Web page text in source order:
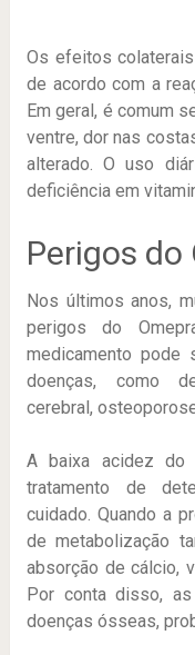
Os efeitos
de acordo com a
Em geral, é comum
ventre, dor nas
alterado. O uso
deficiência em
Perigos do
Nos últimos anos,
perigos do
medicamento pode
doenças, como
cerebral,
A baixa acidez do
tratamento de
cuidado. Quando a
de metabolização
absorção de cálcio,
Por conta disso,
doenças ósseas,